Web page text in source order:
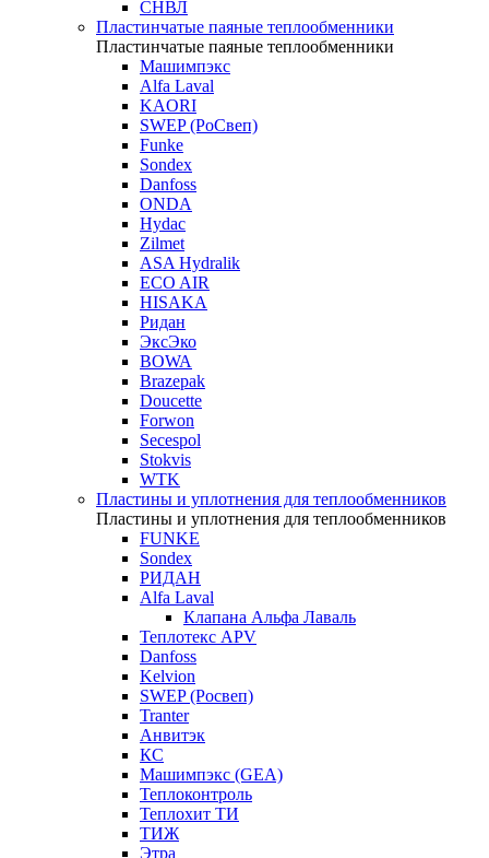
СНВЛ
Пластинчатые паяные теплообменники
Пластинчатые паяные теплообменники
Машимпэкс
Alfa Laval
KAORI
SWEP (РоСвеп)
Funke
Sondex
Danfoss
ONDA
Hydac
Zilmet
ASA Hydralik
ECO AIR
HISAKA
Ридан
ЭксЭко
BOWA
Brazepak
Doucette
Forwon
Secespol
Stokvis
WTK
Пластины и уплотнения для теплообменников
Пластины и уплотнения для теплообменников
FUNKE
Sondex
РИДАН
Alfa Laval
Клапана Альфа Лаваль
Теплотекс APV
Danfoss
Kelvion
SWEP (Росвеп)
Tranter
Анвитэк
КС
Машимпэкс (GEA)
Теплоконтроль
Теплохит ТИ
ТИЖ
Этра